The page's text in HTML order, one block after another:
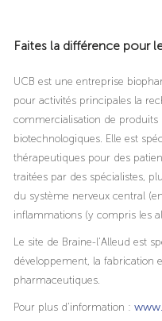
Faites la différence pour
UCB est une entreprise
pour activités principales la
commercialisation de
biotechnologiques. Elle est
thérapeutiques pour des
traitées par des spécialistes,
du système nerveux central
inflammations (y compris les
Le site de Braine-l’Alleud est
développement, la fabrication
pharmaceutiques.
Pour plus d’information :